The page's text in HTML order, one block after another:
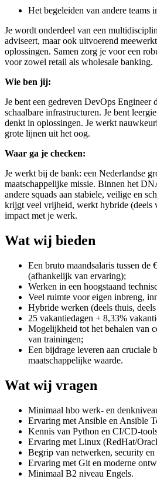
Het begeleiden van andere teams
Je wordt onderdeel van een
adviseert, maar ook uitvoerend
oplossingen. Samen zorg je voor een
voor zowel retail als wholesale banking.
Wie ben jij:
Je bent een gedreven DevOps Engineer
schaalbare infrastructuren. Je bent
denkt in oplossingen. Je werkt
grote lijnen uit het oog.
Waar ga je checken:
Je werkt bij de bank: een Nederlandse
maatschappelijke missie. Binnen het
andere squads aan stabiele, veilige en
krijgt veel vrijheid, werkt hybride (deels
impact met je werk.
Wat wij bieden
Een bruto maandsalaris tussen de
(afhankelijk van ervaring);
Werken in een hoogstaand
Veel ruimte voor eigen inbreng,
Hybride werken (deels thuis,
25 vakantiedagen + 8,33%
Mogelijkheid tot het behalen van
van trainingen;
Een bijdrage leveren aan cruciale
maatschappelijke waarde.
Wat wij vragen
Minimaal hbo werk- en
Ervaring met Ansible en Ansible
Kennis van Python en CI/CD-
Ervaring met Linux (RedHat/
Begrip van netwerken, security
Ervaring met Git en moderne
Minimaal B2 niveau Engels.